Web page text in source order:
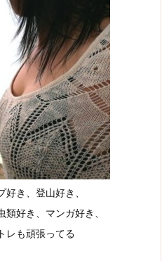
き、登山好き、
好き、マンガ好き、
レも頑張ってる